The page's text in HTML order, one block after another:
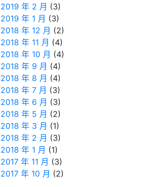
2019 年 2 月 (3)
2019 年 1 月 (3)
2018 年 12 月 (2)
2018 年 11 月 (4)
2018 年 10 月 (4)
2018 年 9 月 (4)
2018 年 8 月 (4)
2018 年 7 月 (3)
2018 年 6 月 (3)
2018 年 5 月 (2)
2018 年 3 月 (1)
2018 年 2 月 (3)
2018 年 1 月 (1)
2017 年 11 月 (3)
2017 年 10 月 (2)